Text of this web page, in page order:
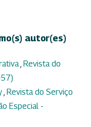
autor(es)
, Revista do
, Revista do Serviço
Especial -